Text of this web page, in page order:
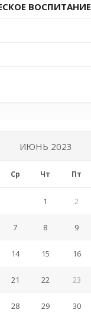
ВОСПИТАНИЕ
ИЮНЬ 2023
Ср Чт Пт
1 2
7 8 9
14 15 16
21 22 23
28 29 30